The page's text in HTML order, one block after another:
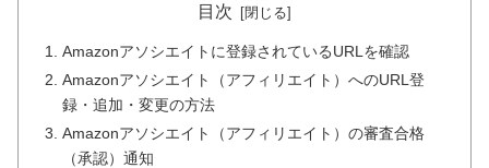
目次
Amazonアソシエイトに登録されているURLを確認
Amazonアソシエイト（アフィリエイト）へのURL登
録・追加・変更の方法
Amazonアソシエイト（アフィリエイト）の審査合格
（承認）通知